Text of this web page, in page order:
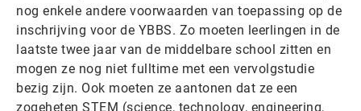
nog enkele andere voorwaarden van toepassing op de
inschrijving voor de YBBS. Zo moeten leerlingen in de
laatste twee jaar van de middelbare school zitten en
mogen ze nog niet fulltime met een vervolgstudie
bezig zijn. Ook moeten ze aantonen dat ze een
zogeheten STEM (science, technology, engineering,